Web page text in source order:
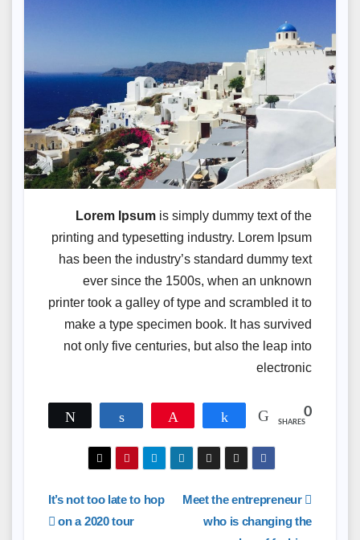
Lorem Ipsum is simply dummy text of the
printing and typesetting industry. Lorem Ipsum
has been the industry’s standard dummy text
ever since the 1500s, when an unknown
printer took a galley of type and scrambled it to
make a type specimen book. It has survived
not only five centuries, but also the leap into
electronic
Share 0
SHARES
تصفّح
It’s not too late to hop
on a 2020 tour
Meet the entrepreneur
who is changing the